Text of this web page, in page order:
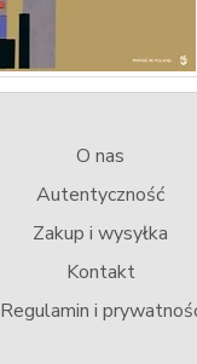
O nas
Autentyczność
Zakup i wysyłka
Kontakt
Regulamin i